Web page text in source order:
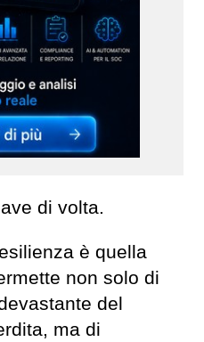
di volta.
è quella
non solo di
del
ma di